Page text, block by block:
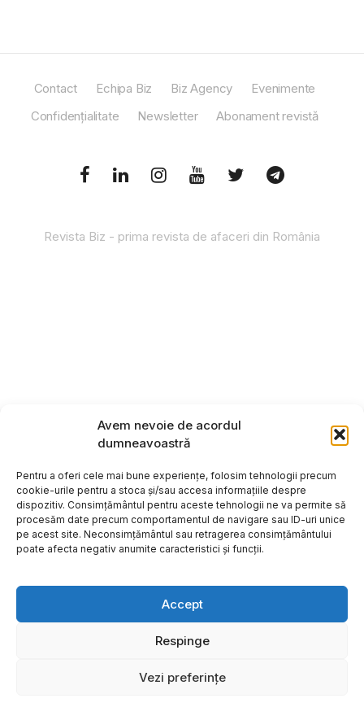
Avem nevoie de acordul
dumneavoastră
Pentru a oferi cele mai bune experiențe, folosim tehnologii precum
cookie-urile pentru a stoca și/sau accesa informațiile despre
dispozitiv. Consimțământul pentru aceste tehnologii ne va permite să
procesăm date precum comportamentul de navigare sau ID-uri unice
pe acest site. Neconsimțământul sau retragerea consimțământului
poate afecta negativ anumite caracteristici și funcții.
Accept
Respinge
Vezi preferințe
Contact Echipa Biz Biz Agency
Evenimente
Confidențialitate
Newsletter Abonament revistă
Revista Biz - prima revista de afaceri din România
Copyright ©2026